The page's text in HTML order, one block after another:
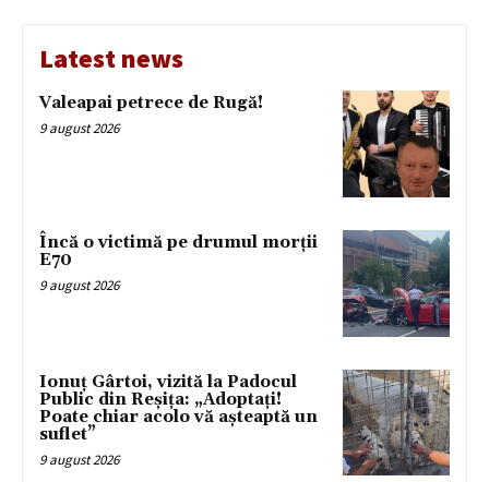
Latest news
Valeapai petrece de Rugă!
9 august 2026
Încă o victimă pe drumul morții
E70
9 august 2026
Ionuț Gârtoi, vizită la Padocul
Public din Reșița: „Adoptați!
Poate chiar acolo vă așteaptă un
suflet”
9 august 2026